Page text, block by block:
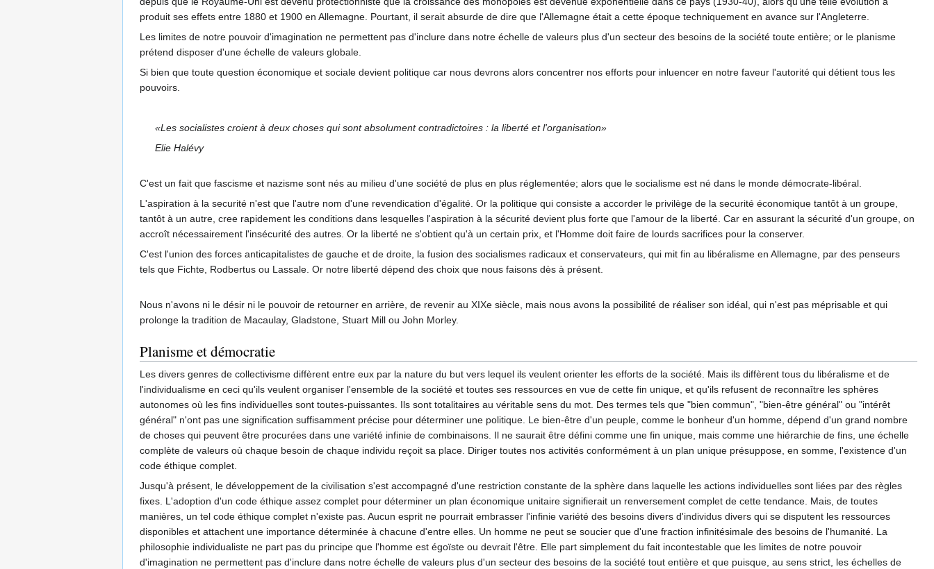
produit ses effets entre 1880 et 1900 en Allemagne. Pourtant, il serait absurde de dire que l'Allemagne était a cette époque techniquement en avance sur l'Angleterre.
Les limites de notre pouvoir d'imagination ne permettent pas d'inclure dans notre échelle de valeurs plus d'un secteur des besoins de la société toute entière; or le planisme
prétend disposer d'une échelle de valeurs globale.
Si bien que toute question économique et sociale devient politique car nous devrons alors concentrer nos efforts pour inluencer en notre faveur l'autorité qui détient tous les
pouvoirs.
«Les socialistes croient à deux choses qui sont absolument contradictoires : la liberté et l'organisation»
Elie Halévy
C'est un fait que fascisme et nazisme sont nés au milieu d'une société de plus en plus réglementée; alors que le socialisme est né dans le monde démocrate-libéral.
L'aspiration à la securité n'est que l'autre nom d'une revendication d'égalité. Or la politique qui consiste a accorder le privilège de la securité économique tantôt à un groupe,
tantôt à un autre, cree rapidement les conditions dans lesquelles l'aspiration à la sécurité devient plus forte que l'amour de la liberté. Car en assurant la sécurité d'un groupe, on
accroît nécessairement l'insécurité des autres. Or la liberté ne s'obtient qu'à un certain prix, et l'Homme doit faire de lourds sacrifices pour la conserver.
C'est l'union des forces anticapitalistes de gauche et de droite, la fusion des socialismes radicaux et conservateurs, qui mit fin au libéralisme en Allemagne, par des penseurs
tels que Fichte, Rodbertus ou Lassale. Or notre liberté dépend des choix que nous faisons dès à présent.
Nous n'avons ni le désir ni le pouvoir de retourner en arrière, de revenir au XIXe siècle, mais nous avons la possibilité de réaliser son idéal, qui n'est pas méprisable et qui
prolonge la tradition de Macaulay, Gladstone, Stuart Mill ou John Morley.
Planisme et démocratie
Les divers genres de collectivisme diffèrent entre eux par la nature du but vers lequel ils veulent orienter les efforts de la société. Mais ils diffèrent tous du libéralisme et de
l'individualisme en ceci qu'ils veulent organiser l'ensemble de la société et toutes ses ressources en vue de cette fin unique, et qu'ils refusent de reconnaître les sphères
autonomes où les fins individuelles sont toutes-puissantes. Ils sont totalitaires au véritable sens du mot. Des termes tels que "bien commun", "bien-être général" ou "intérêt
général" n'ont pas une signification suffisamment précise pour déterminer une politique. Le bien-être d'un peuple, comme le bonheur d'un homme, dépend d'un grand nombre
de choses qui peuvent être procurées dans une variété infinie de combinaisons. Il ne saurait être défini comme une fin unique, mais comme une hiérarchie de fins, une échelle
complète de valeurs où chaque besoin de chaque individu reçoit sa place. Diriger toutes nos activités conformément à un plan unique présuppose, en somme, l'existence d'un
code éthique complet.
Jusqu'à présent, le développement de la civilisation s'est accompagné d'une restriction constante de la sphère dans laquelle les actions individuelles sont liées par des règles
fixes. L'adoption d'un code éthique assez complet pour déterminer un plan économique unitaire signifierait un renversement complet de cette tendance. Mais, de toutes
manières, un tel code éthique complet n'existe pas. Aucun esprit ne pourrait embrasser l'infinie variété des besoins divers d'individus divers qui se disputent les ressources
disponibles et attachent une importance déterminée à chacune d'entre elles. Un homme ne peut se soucier que d'une fraction infinitésimale des besoins de l'humanité. La
philosophie individualiste ne part pas du principe que l'homme est égoïste ou devrait l'être. Elle part simplement du fait incontestable que les limites de notre pouvoir
d'imagination ne permettent pas d'inclure dans notre échelle de valeurs plus d'un secteur des besoins de la société tout entière et que puisque, au sens strict, les échelles de